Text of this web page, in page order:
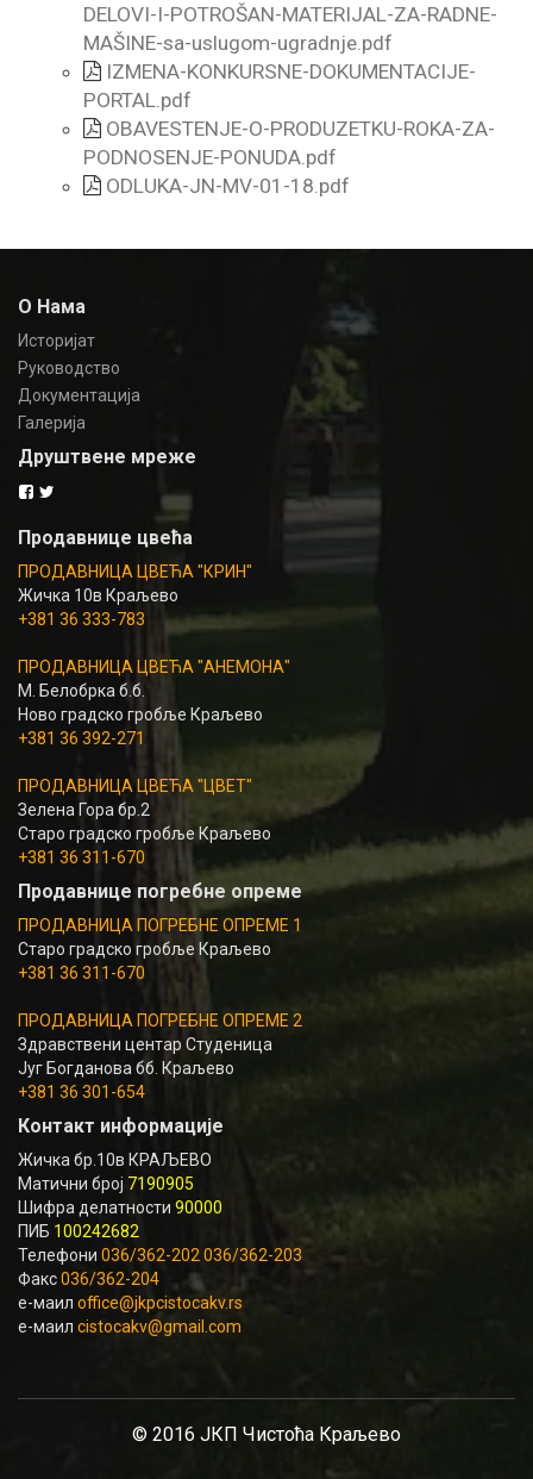
DELOVI-I-POTROŠAN-MATERIJAL-ZA-RADNE-
MAŠINE-sa-uslugom-ugradnje.pdf
IZMENA-KONKURSNE-DOKUMENTACIJE-
PORTAL.pdf
OBAVESTENJE-O-PRODUZETKU-ROKA-ZA-
PODNOSENJE-PONUDA.pdf
ODLUKA-JN-MV-01-18.pdf
О Нама
Историјат
Руководство
Документација
Галерија
Друштвене мреже
Продавнице цвећа
ПРОДАВНИЦА ЦВЕЋА "КРИН"
Жичка 10в Краљево
+381 36 333-783
ПРОДАВНИЦА ЦВЕЋА "АНЕМОНА"
М. Белобрка б.б.
Ново градско гробље Краљево
+381 36 392-271
ПРОДАВНИЦА ЦВЕЋА "ЦВЕТ"
Зелена Гора бр.2
Старо градско гробље Краљево
+381 36 311-670
Продавнице погребне опреме
ПРОДАВНИЦА ПОГРЕБНЕ ОПРЕМЕ 1
Старо градско гробље Краљево
+381 36 311-670
ПРОДАВНИЦА ПОГРЕБНЕ ОПРЕМЕ 2
Здравствени центар Студеница
Југ Богданова бб. Краљево
+381 36 301-654
Контакт информације
Жичка бр.10в КРАЉЕВО
Матични број 7190905
Шифра делатности 90000
ПИБ 100242682
Телефони 036/362-202 036/362-203
Факс036/362-204
е-маил office@jkpcistocakv.rs
е-маил cistocakv@gmail.com
© 2016 ЈКП Чистоћа Краљево